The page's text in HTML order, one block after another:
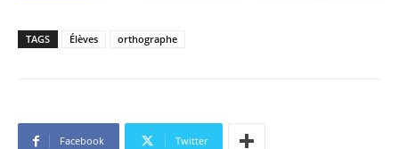
TAGS Élèves orthographe
Facebook Twitter